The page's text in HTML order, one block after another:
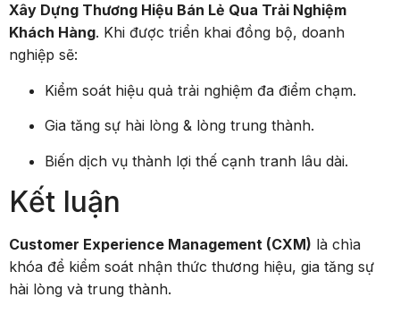
Xây Dựng Thương Hiệu Bán Lẻ Qua Trải Nghiệm
Khách Hàng. Khi được triển khai đồng bộ, doanh
nghiệp sẽ:
Kiểm soát hiệu quả trải nghiệm đa điểm chạm.
Gia tăng sự hài lòng & lòng trung thành.
Biến dịch vụ thành lợi thế cạnh tranh lâu dài.
Kết luận
Customer Experience Management (CXM) là chìa
khóa để kiểm soát nhận thức thương hiệu, gia tăng sự
hài lòng và trung thành.